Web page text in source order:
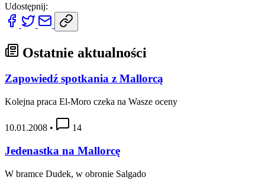
Udostępnij:
Ostatnie aktualności
Zapowiedź spotkania z Mallorcą
Kolejna praca El-Moro czeka na Wasze oceny
10.01.2008 • 14
Jedenastka na Mallorcę
W bramce Dudek, w obronie Salgado